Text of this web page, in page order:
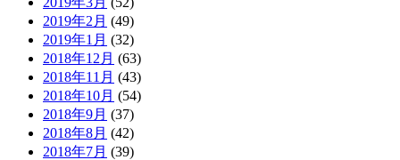
2019年2月 (49)
2019年1月 (32)
2018年12月 (63)
2018年11月 (43)
2018年10月 (54)
2018年9月 (37)
2018年8月 (42)
2018年7月 (39)